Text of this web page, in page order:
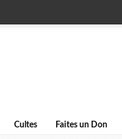
Cultes Faites un Don